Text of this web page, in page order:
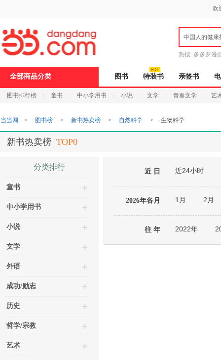
欢
中国人的健康
热搜: 多多罗漫
全部商品分类 图书 特装书 亲签书
图书排行榜 童书 中小学用书 小说 文学 青春文学 艺
打
开
无
障
页
加
当当网 > 图书榜 > 新书热卖榜 > 自然科学 > 生物科学
新书热卖榜 TOP0
分类排行
童书
中小学用书
小说
文学
外语
成功/励志
历史
哲学/宗教
艺术
近 日 近24小时
2026年各月 1月 2月
往 年 2022年